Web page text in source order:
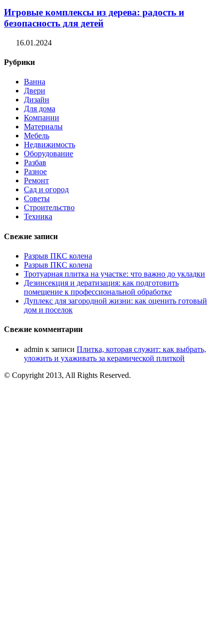
Игровые комплексы из дерева: радость и
безопасность для детей
16.01.2024
Рубрики
Ванна
Двери
Дизайн
Для дома
Компании
Материалы
Мебель
Недвижимость
Оборудование
Разбав
Разное
Ремонт
Сад и огород
Советы
Строительство
Техника
Свежие записи
Разрыв ПКС колена
Разрыв ПКС колена
Тротуарная плитка на участке: что важно до укладки
Дезинсекция и дератизация: как подготовить
помещение к профессиональной обработке
Дуплекс для загородной жизни: как оценить готовый
дом и поселок
Свежие комментарии
admin к записи Плитка, которая служит: как выбрать,
уложить и ухаживать за керамической плиткой
© Copyright 2013, All Rights Reserved.